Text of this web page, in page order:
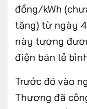
đồng/kWh
tăng) từ ngày
này tương
điện bán lẻ
Trước đó vào
Thương đã